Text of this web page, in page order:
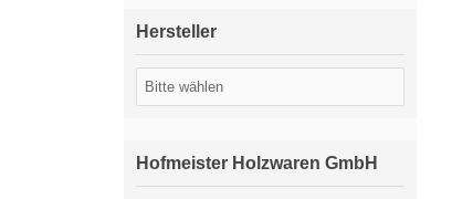
Hersteller
Hofmeister Holzwaren GmbH